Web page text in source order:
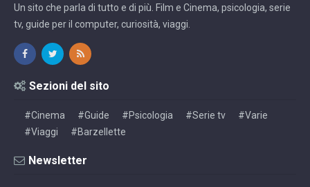
Un sito che parla di tutto e di più. Film e Cinema, psicologia, serie
tv, guide per il computer, curiosità, viaggi.
Sezioni del sito
#Cinema #Guide #Psicologia #Serie tv
#Varie
#Viaggi
#Barzellette
Newsletter